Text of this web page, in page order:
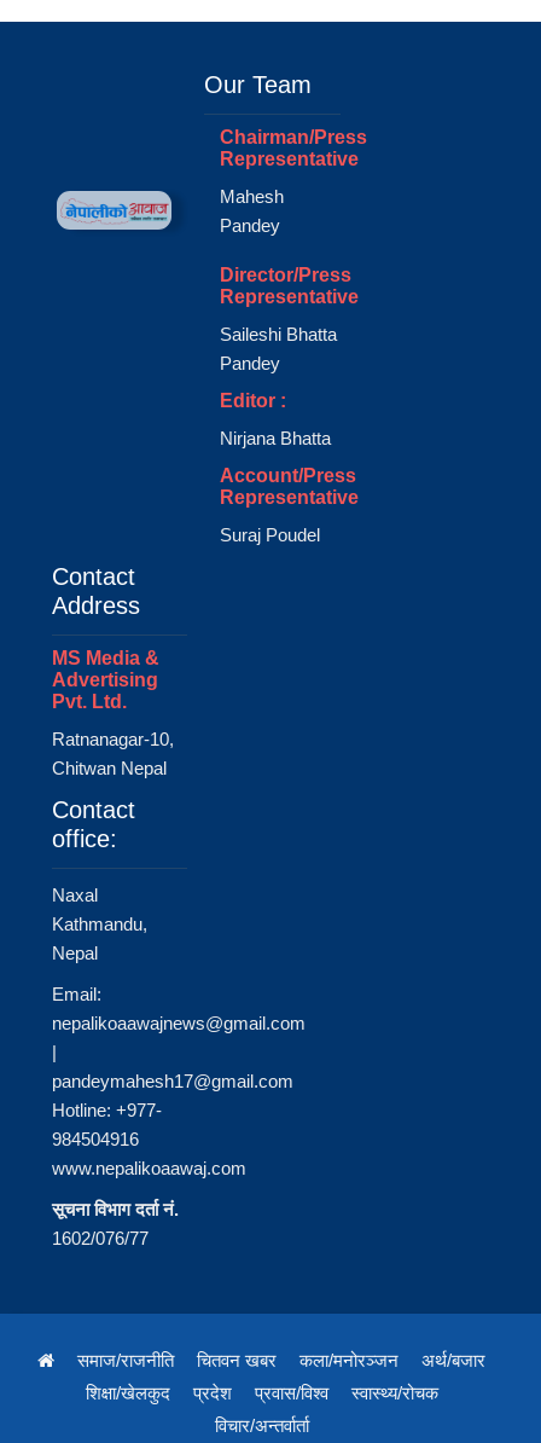
Our Team
Chairman/Press
Representative
Mahesh
Pandey
Director/Press
Representative
Saileshi Bhatta
Pandey
Editor :
Nirjana Bhatta
Account/Press
Representative
Suraj Poudel
Contact
Address
MS Media &
Advertising
Pvt. Ltd.
Ratnanagar-10,
Chitwan Nepal
Contact
office:
Naxal
Kathmandu,
Nepal
Email:
nepalikoaawajnews@gmail.com
|
pandeymahesh17@gmail.com
Hotline: +977-
984504916
www.nepalikoaawaj.com
सूचना विभाग दर्ता नं.
1602/076/77
समाज/राजनीति चितवन खबर कला/मनोरञ्जन
अर्थ/बजार
शिक्षा/खेलकुद
प्रदेश प्रवास/विश्व
स्वास्थ्य/रोचक
विचार/अन्तर्वार्ता